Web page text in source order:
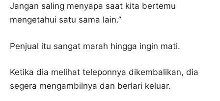
Jangan saling menyapa saat kita bertemu
mengetahui satu sama lain.”
Penjual itu sangat marah hingga ingin mati.
Ketika dia melihat teleponnya dikembalikan, dia
segera mengambilnya dan berlari keluar.